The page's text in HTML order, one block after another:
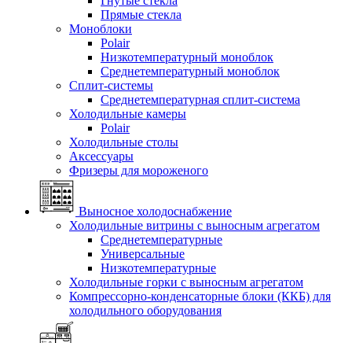
Прямые стекла
Моноблоки
Polair
Низкотемпературный моноблок
Среднетемпературный моноблок
Сплит-системы
Среднетемпературная сплит-система
Холодильные камеры
Polair
Холодильные столы
Аксессуары
Фризеры для мороженого
Выносное холодоснабжение
Холодильные витрины с выносным агрегатом
Среднетемпературные
Универсальные
Низкотемпературные
Холодильные горки с выносным агрегатом
Компрессорно-конденсаторные блоки (ККБ) для
холодильного оборудования